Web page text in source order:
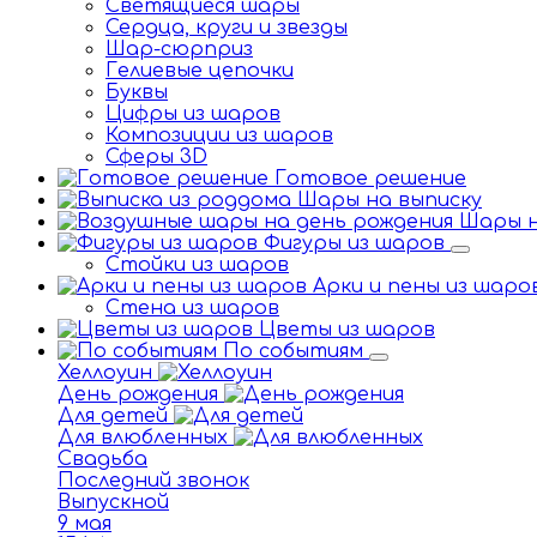
Светящиеся шары
Сердца, круги и звезды
Шар-сюрприз
Гелиевые цепочки
Буквы
Цифры из шаров
Композиции из шаров
Сферы 3D
Готовое решение
Шары на выписку
Шары
Фигуры из шаров
Стойки из шаров
Арки и пены из
Стена из шаров
Цветы из шаров
По событиям
Хеллоуин
День рождения
Для детей
Для влюбленных
Свадьба
Последний звонок
Выпускной
9 мая